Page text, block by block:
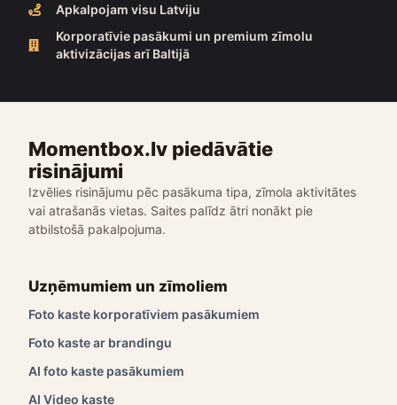
Apkalpojam visu Latviju
Korporatīvie pasākumi un premium zīmolu
aktivizācijas arī Baltijā
Momentbox.lv piedāvātie
risinājumi
Izvēlies risinājumu pēc pasākuma tipa, zīmola aktivitātes
vai atrašanās vietas. Saites palīdz ātri nonākt pie
atbilstošā pakalpojuma.
Uzņēmumiem un zīmoliem
Foto kaste korporatīviem pasākumiem
Foto kaste ar brandingu
AI foto kaste pasākumiem
AI Video kaste